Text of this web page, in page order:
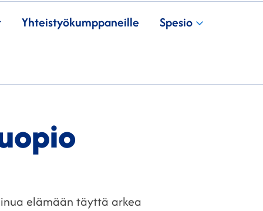
Yhteistyö­kumppaneille Spesio
elämään täyttä arkea